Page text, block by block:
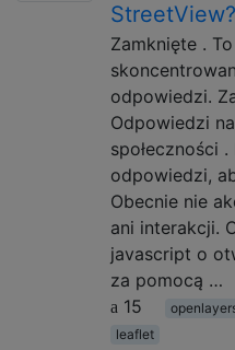
Zamknięte .
odpowiedzi.
Odpowiedzi
społeczności
odpowiedzi,
Obecnie nie
ani interakcji.
javascript o
za pomocą …
15
leaflet